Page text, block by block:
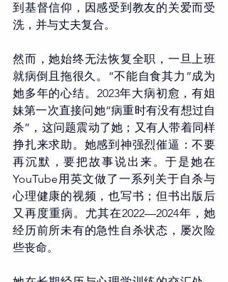
到基督信仰，因感受到教友的关爱而受
洗，并与丈夫复合。
然而，她始终无法恢复全职，一旦上班
就病倒且拖很久。“不能自食其力”成为
她多年的心结。2023年大病初愈，有姐
妹第一次直接问她“病重时有没有想过自
杀”，这问题震动了她；又有人带着同样
挣扎来求助。她感到神强烈催逼：不要
再沉默，要把故事说出来。于是她在
YouTube用英文做了一系列关于自杀与
心理健康的视频，也写书；但书出版后
又再度重病。尤其在2022—2024年，她
经历前所未有的急性自杀状态，屡次险
些丧命。